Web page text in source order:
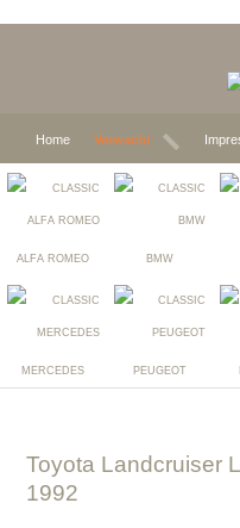
Home Verwacht
ALFA ROMEO BMW
MERCEDES PEUGEOT
Toyota Landcruiser
1992